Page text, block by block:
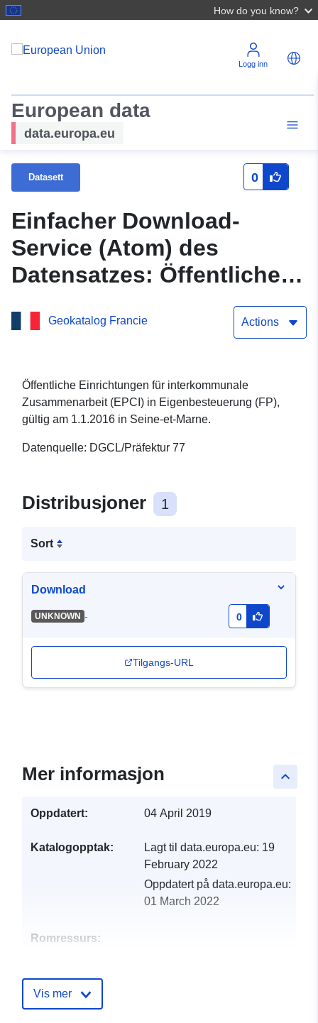
How do you know?
Logg inn
European data
data.europa.eu
Datasett 0
Einfacher Download-
Service (Atom) des
Datensatzes: Öffentliche
interkommunale
Eigenbesteuerung (FP),
gültig am 1.1.2016 in
Seine-et-Marne.
Geokatalog Francie Actions
Öffentliche Einrichtungen für interkommunale
Zusammenarbeit (EPCI) in Eigenbesteuerung (FP),
gültig am 1.1.2016 in Seine-et-Marne.
Datenquelle: DGCL/Präfektur 77
Distribusjoner 1
Sort
Download
UNKNOWN - 0
Tilgangs-URL
keyboard_arrow_up
Mer informasjon
Oppdatert: 04 April 2019
Katalogopptak: Lagt til data.europa.eu: 19
February 2022
Oppdatert på data.europa.eu:
01 March 2022
Romressurs:
Vis mer